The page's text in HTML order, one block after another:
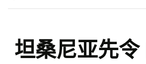
坦桑尼亚先令